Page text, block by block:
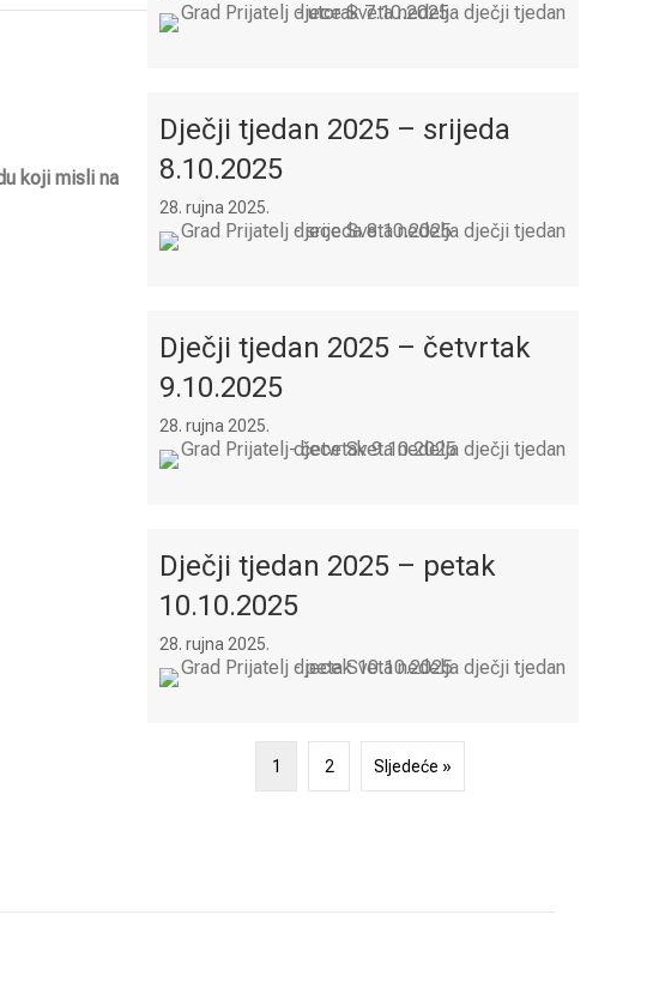
koji misli na
Dječji tjedan 2025 – srijeda
8.10.2025
28. rujna 2025.
Dječji tjedan 2025 – četvrtak
9.10.2025
28. rujna 2025.
Dječji tjedan 2025 – petak
10.10.2025
28. rujna 2025.
1 2 Sljedeće »